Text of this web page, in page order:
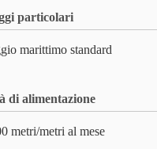
particolari
marittimo standard
di alimentazione
metri/metri al mese